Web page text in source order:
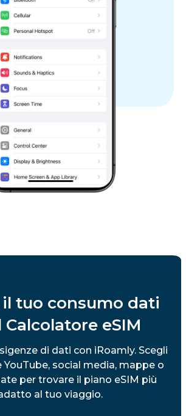
il tuo consumo dati
Calcolatore eSIM
di dati con iRoamly. Scegli
social media, mappe o
per trovare il piano eSIM più
al tuo viaggio.